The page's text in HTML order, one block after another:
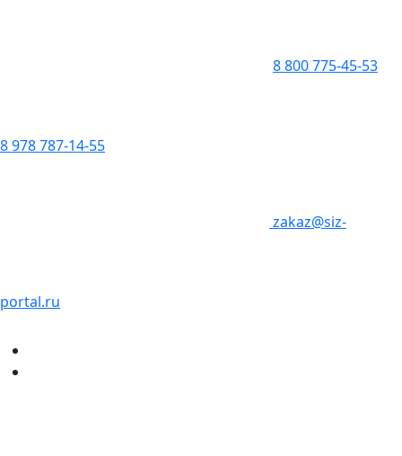
8 800 775-45-53
8 978 787-14-55
zakaz@siz-
portal.ru